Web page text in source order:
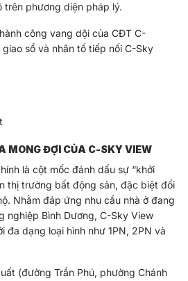
trên phương diện pháp lý.
công vang dội của CĐT C-
sổ và nhân tố tiếp nối C-Sky
MONG ĐỢI CỦA C-SKY VIEW
là cột mốc đánh dấu sự “khởi
thị trường bất động sản, đặc biệt đối
Nhằm đáp ứng nhu cầu nhà ở đang
nghiệp Bình Dương, C-Sky View
đa dạng loại hình như 1PN, 2PN và
(đường Trần Phú, phường Chánh